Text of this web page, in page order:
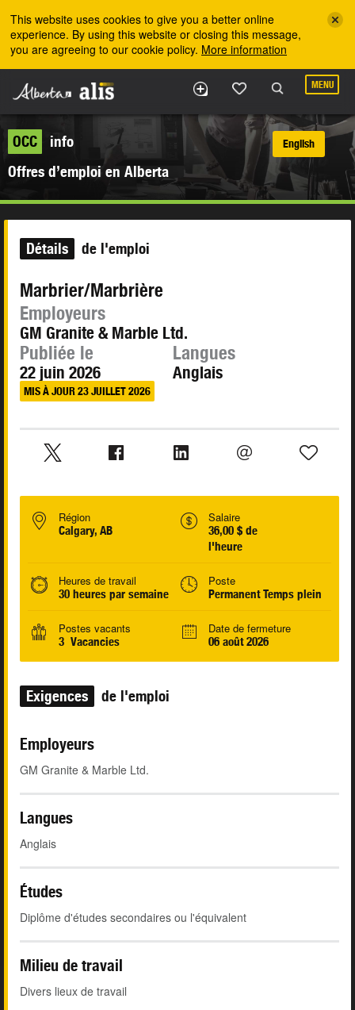
This website uses cookies to give you a better online
experience. By using this website or closing this message,
you are agreeing to our cookie policy. More information
MENU
OCC
info
Offres d’emploi en Alberta
English
Détails de l'emploi
Marbrier/Marbrière
Employeurs
GM Granite & Marble Ltd.
Publiée le
22 juin 2026
MIS À JOUR 23 JUILLET 2026
Langues
Anglais
Région
Calgary, AB
Salaire
36,00 $ de
l'heure
Heures de travail
30 heures par semaine
Poste
Permanent Temps plein
Postes vacants
3 Vacancies
Date de fermeture
06 août 2026
Exigences de l'emploi
Employeurs
GM Granite & Marble Ltd.
Langues
Anglais
Études
Diplôme d'études secondaires ou l'équivalent
Milieu de travail
Divers lieux de travail